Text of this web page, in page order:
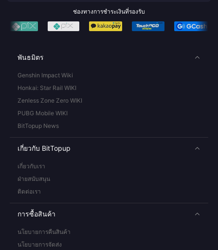
ช่องทางการชำระเงินที่รองรับ
พันธมิตร
Genshin Impact Wiki
Honkai: Star Rail WIKI
Zenless Zone Zero WIKI
PUBG Mobile WIKI
BitTopup News
เกี่ยวกับ BitTopup
เกี่ยวกับเรา
ฝ่ายสนับสนุน
ติดต่อเรา
การซื้อสินค้า
นโยบายการคืนสินค้า
นโยบายการจัดส่ง